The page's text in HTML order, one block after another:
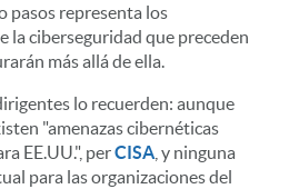
pasos representa los
la ciberseguridad que preceden
más allá de ella.
lo recuerden: aunque
"amenazas cibernéticas
EE.UU.", perCISA , y ninguna
para las organizaciones del